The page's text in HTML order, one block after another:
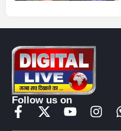
Follow us on